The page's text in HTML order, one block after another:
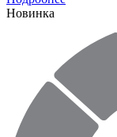
Новинка